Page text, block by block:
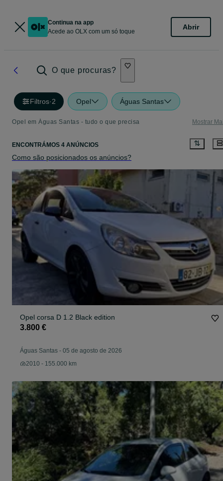
Continua na app
Acede ao OLX com um só toque
Abrir
O que procuras?
Filtros·2 Opel Águas Santas
Opel em Águas Santas - tudo o que precisa Mostrar
ENCONTRÁMOS 4 ANÚNCIOS
Como são posicionados os anúncios?
Opel corsa D 1.2 Black edition
3.800 €
Águas Santas - 05 de agosto de 2026
2010 - 155.000 km